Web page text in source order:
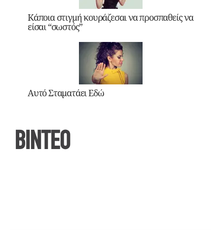
Κάποια στιγμή κουράζεσαι να προσπαθείς να
είσαι “σωστός”
Αυτό Σταματάει Εδώ
ΒΙΝΤΕΟ